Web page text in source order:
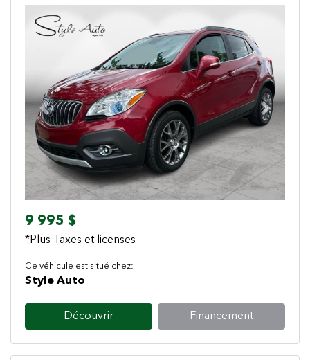
Previous Next
9 995 $
*Plus Taxes et licenses
Ce véhicule est situé chez:
Style Auto
Découvrir Financement